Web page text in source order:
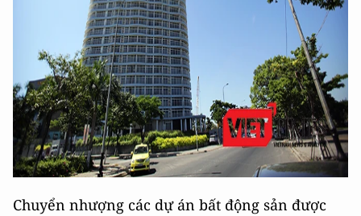
Chuyển nhượng các dự án bất động sản được